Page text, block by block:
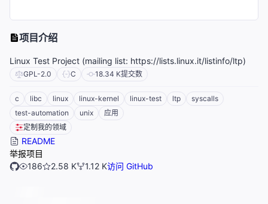
项目介绍
Linux Test Project (mailing list: https://lists.linux.it/listinfo/ltp)
GPL-2.0 C 18.34 K提交数
c libc linux linux-kernel linux-test ltp
syscalls
test-automation
unix
应用
定制我的领域
README
举报项目
186
2.58 K 1.12 K访问 GitHub